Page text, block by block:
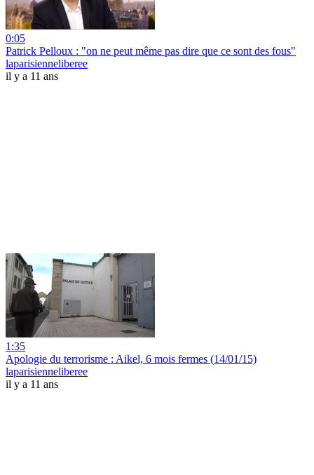
0:05
Patrick Pelloux : "on ne peut même pas dire que ce sont des fous"
laparisienneliberee
il y a 11 ans
1:35
Apologie du terrorisme : Aikel, 6 mois fermes (14/01/15)
laparisienneliberee
il y a 11 ans